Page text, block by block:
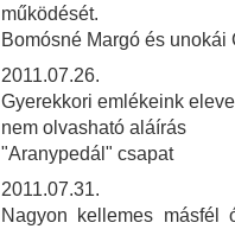
működését.
Bomósné Margó és
2011.07.26.
Gyerekkori emlékeink
nem olvasható aláírás
"Aranypedál" csapat
2011.07.31.
Nagyon kellemes másfél